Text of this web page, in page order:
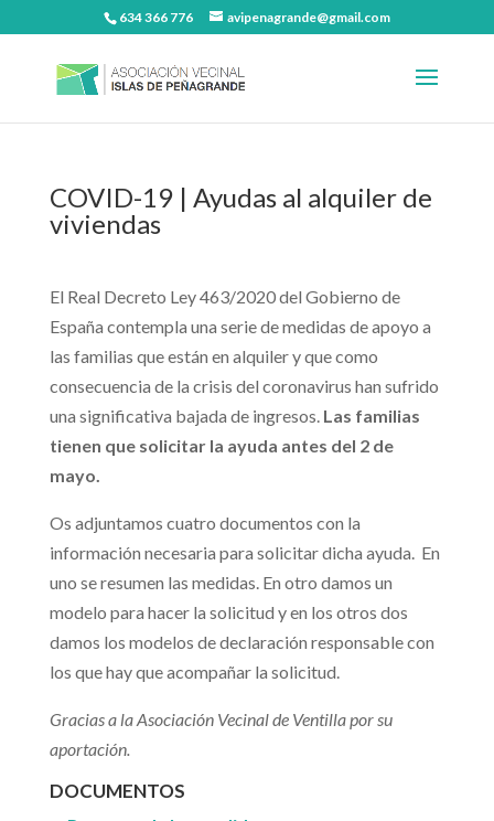
634 366 776 avipenagrande@gmail.com
COVID-19 | Ayudas al alquiler de
viviendas
El Real Decreto Ley 463/2020 del Gobierno de
España contempla una serie de medidas de apoyo a
las familias que están en alquiler y que como
consecuencia de la crisis del coronavirus han sufrido
una significativa bajada de ingresos.Las familias
tienen que solicitar la ayuda antes del 2 de
mayo.
Os adjuntamos cuatro documentos con la
información necesaria para solicitar dicha ayuda. En
uno se resumen las medidas. En otro damos un
modelo para hacer la solicitud y en los otros dos
damos los modelos de declaración responsable con
los que hay que acompañar la solicitud.
Gracias a la Asociación Vecinal de Ventilla por su
aportación.
DOCUMENTOS